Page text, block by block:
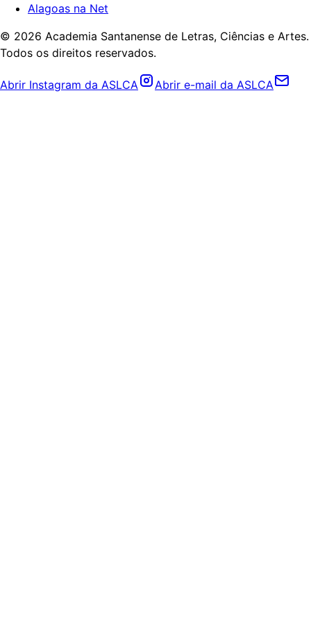
Alagoas na Net
© 2026 Academia Santanense de Letras, Ciências e Artes.
Todos os direitos reservados.
Abrir Instagram da ASLCA Abrir e-mail da ASLCA